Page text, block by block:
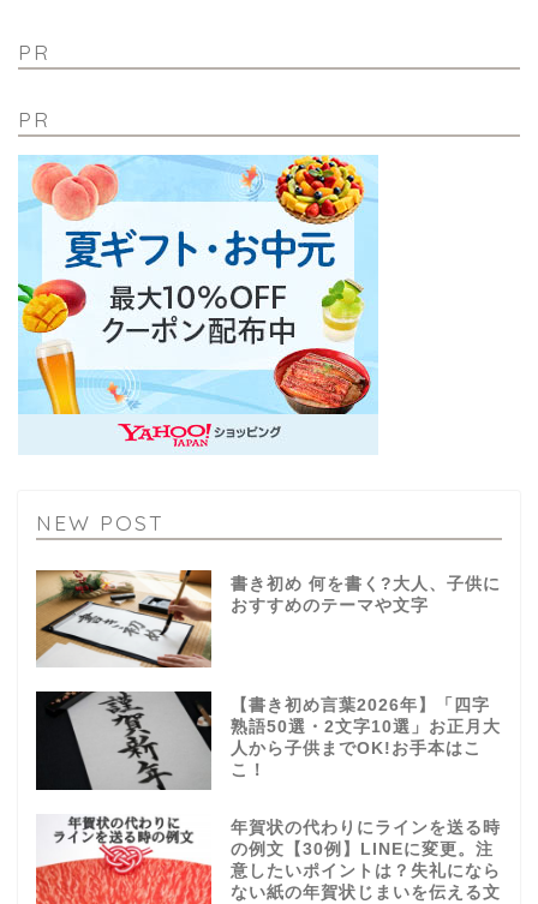
PR
PR
NEW POST
書き初め 何を書く?大人、子供に
おすすめのテーマや文字
【書き初め言葉2026年】「四字
熟語50選・2文字10選」お正月大
人から子供までOK!お手本はこ
こ！
年賀状の代わりにラインを送る時
の例文【30例】LINEに変更。注
意したいポイントは？失礼になら
ない紙の年賀状じまいを伝える文